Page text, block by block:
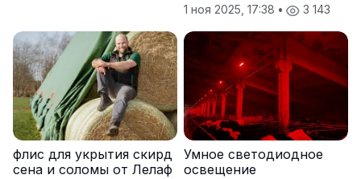
1 ноя 2025, 17:38 • 3 143
флис для укрытия скирд
сена и соломы от Лелаф
Умное светодиодное
освещение